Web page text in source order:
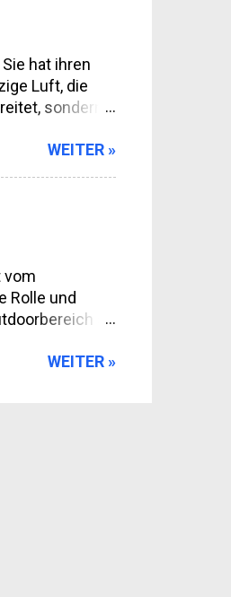
hat ihren
Luft, die
sondern
Gebiss, keine
auf vier
WEITER »
vom
Rolle und
so
zu einer
WEITER »